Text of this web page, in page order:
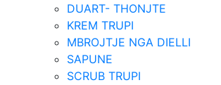
DUART- THONJTE
KREM TRUPI
MBROJTJE NGA DIELLI
SAPUNE
SCRUB TRUPI